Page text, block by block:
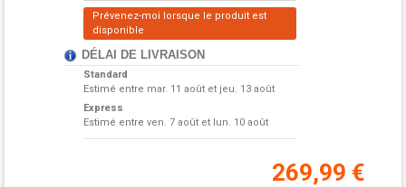
Prévenez-moi lorsque le produit est
disponible
DÉLAI DE LIVRAISON
Standard
Estimé entre mar. 11 août et jeu. 13 août
Express
Estimé entre ven. 7 août et lun. 10 août
269,99 €